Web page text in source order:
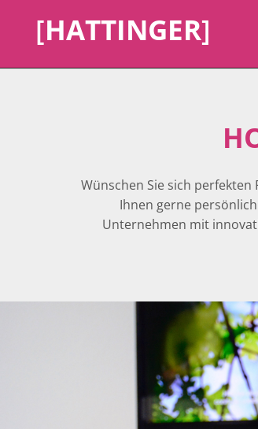
[HATTINGER]
Wünschen Sie sich perfekten
Ihnen gerne
Unternehmen mit